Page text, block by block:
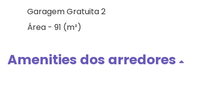
Garagem Gratuita 2
Área - 91 (m²)
Amenities dos arredores